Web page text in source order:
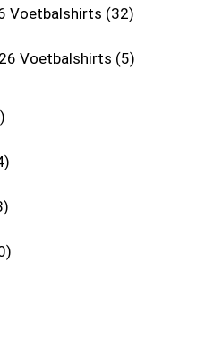
Voetbalshirts 32
Voetbalshirts 5